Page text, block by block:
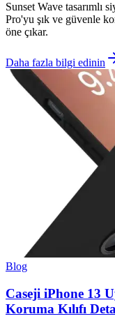
Sunset Wave tasarımlı
Pro'yu şık ve güvenle
öne çıkar.
Daha fazla bilgi edinin
Blog
Caseji iPhone 13
Koruma Kılıfı